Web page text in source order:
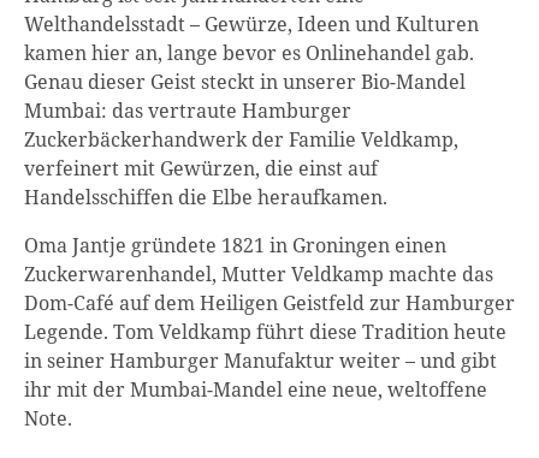
Welthandelsstadt – Gewürze, Ideen und Kulturen
kamen hier an, lange bevor es Onlinehandel gab.
Genau dieser Geist steckt in unserer Bio-Mandel
Mumbai: das vertraute Hamburger
Zuckerbäckerhandwerk der Familie Veldkamp,
verfeinert mit Gewürzen, die einst auf
Handelsschiffen die Elbe heraufkamen.
Oma Jantje gründete 1821 in Groningen einen
Zuckerwarenhandel, Mutter Veldkamp machte das
Dom-Café auf dem Heiligen Geistfeld zur Hamburger
Legende. Tom Veldkamp führt diese Tradition heute
in seiner Hamburger Manufaktur weiter – und gibt
ihr mit der Mumbai-Mandel eine neue, weltoffene
Note.